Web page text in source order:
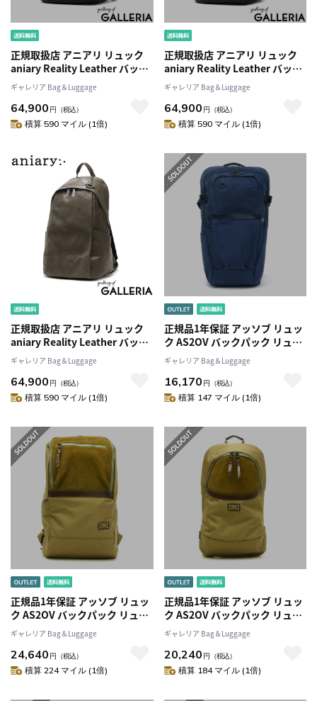
正規取扱店 アニアリ リュック
aniary Reality Leather バック
パック リュックサック デイパ
ック 革 レザー A4 大容量 軽量
シンプル 日本製 メンズ レディ
ース 28-05000
ギャレリア Bag＆Luggage
64,900 円 （税込）
積算 590 マイル (1倍)
正規取扱店 アニアリ リュック
aniary Reality Leather バック
パック リュックサック デイパ
ック 革 レザー A4 大容量 軽量
シンプル 日本製 メンズ レディ
ース 28-05000
ギャレリア Bag＆Luggage
64,900 円 （税込）
積算 590 マイル (1倍)
正規取扱店 アニアリ リュック
aniary Reality Leather バック
パック リュックサック デイパ
ック 革 レザー A4 大容量 軽量
シンプル 日本製 メンズ レディ
ース 28-05000
ギャレリア Bag＆Luggage
64,900 円 （税込）
積算 590 マイル (1倍)
正規品1年保証 アッソブ リュッ
ク AS2OV バックパック リュッ
クサック SHRINK NYLON A4 デ
イパック ナイロン メンズ
ASSOV091700
ギャレリア Bag＆Luggage
16,170 円 （税込）
積算 147 マイル (1倍)
正規品1年保証 アッソブ リュッ
ク AS2OV バックパック リュッ
クサック WATER PROOF
LEATHER レザー 革 メンズ
ASSOV121630
ギャレリア Bag＆Luggage
24,640 円 （税込）
積算 224 マイル (1倍)
正規品1年保証 アッソブ リュッ
ク AS2OV バックパック リュッ
クサック WATER PROOF
LEATHER レザー 革 メンズ
ASSOV121631
ギャレリア Bag＆Luggage
20,240 円 （税込）
積算 184 マイル (1倍)